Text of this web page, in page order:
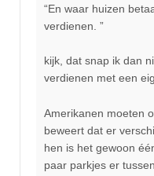
“En waar huizen
verdienen. ”
kijk, dat snap ik dan
verdienen met een
Amerikanen moeten
beweert dat er
hen is het gewoon
paar parkjes er